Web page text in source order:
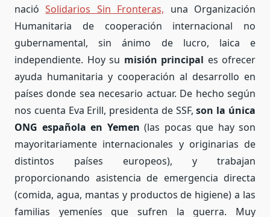
nacióSolidarios Sin Fronteras, una Organización
Humanitaria de cooperación internacional no
gubernamental, sin ánimo de lucro, laica e
independiente. Hoy su misión principal es ofrecer
ayuda humanitaria y cooperación al desarrollo en
países donde sea necesario actuar. De hecho según
nos cuenta Eva Erill, presidenta de SSF, son la única
ONG española en Yemen (las pocas que hay son
mayoritariamente internacionales y originarias de
distintos países europeos), y trabajan
proporcionando asistencia de emergencia directa
(comida, agua, mantas y productos de higiene) a las
familias yemeníes que sufren la guerra. Muy